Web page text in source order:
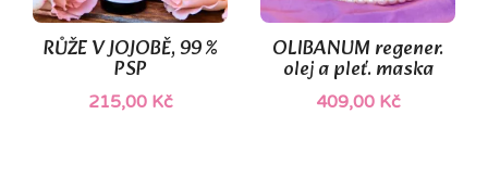
RŮŽE V JOJOBĚ, 99 %
PSP
215,00 Kč
(1)
OLIBANUM regener.
olej a pleť. maska
409,00 Kč
(1)